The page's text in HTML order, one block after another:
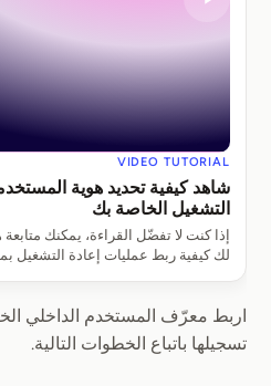
VIDEO TUTORIAL
شاهد كيفية تحديد هوية
التشغيل الخاصة بك
إذا كنت لا تفضّل القراءة، يمكنك
لك كيفية ربط عمليات إعادة التشغيل
اربط معرّف المستخدم الداخلي
تسجيلها باتباع الخطوات التالية.